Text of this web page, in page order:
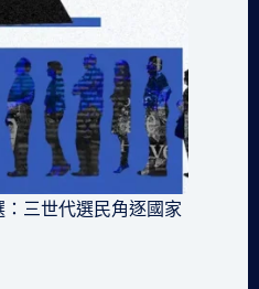
：三世代選民角逐國家